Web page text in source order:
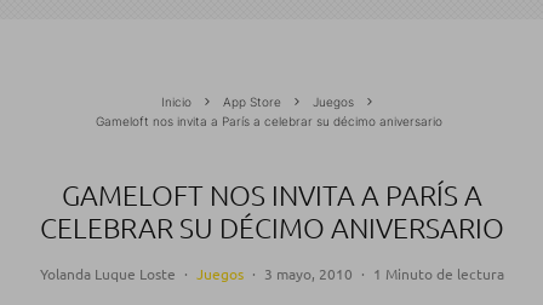
Inicio App Store
Juegos
Gameloft nos invita a París a celebrar su décimo aniversario
GAMELOFT NOS INVITA A PARÍS A
CELEBRAR SU DÉCIMO ANIVERSARIO
Yolanda Luque Loste · Juegos · 3 mayo, 2010 · 1 Minuto de lectura